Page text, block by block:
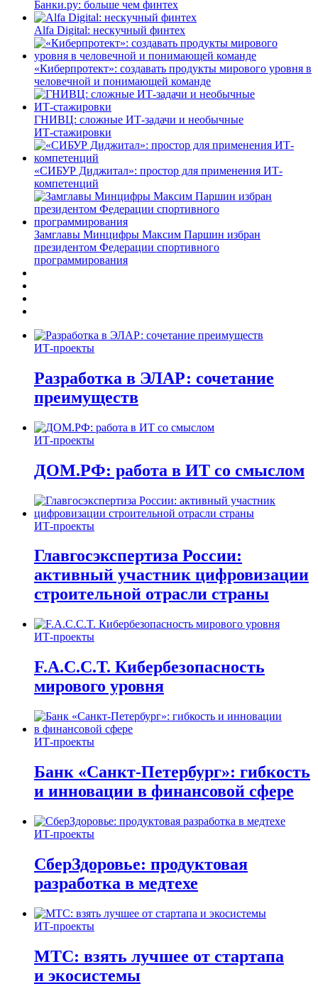
Банки.ру: больше чем финтех
Alfa Digital: нескучный финтех
«Киберпротект»: создавать продукты мирового уровня в
человечной и понимающей команде
ГНИВЦ: сложные ИТ‑задачи и необычные
ИТ‑стажировки
«СИБУР Диджитал»: простор для применения ИТ-
компетенций
Замглавы Минцифры Максим Паршин избран
президентом Федерации спортивного
программирования
ИТ-проекты
Разработка в ЭЛАР: сочетание
преимуществ
ИТ-проекты
ДОМ.РФ: работа в ИТ со смыслом
ИТ-проекты
Главгосэкспертиза России:
активный участник цифровизации
строительной отрасли страны
ИТ-проекты
F.A.C.C.T. Кибербезопасность
мирового уровня
ИТ-проекты
Банк «Санкт-Петербург»: гибкость
и инновации в финансовой сфере
ИТ-проекты
СберЗдоровье: продуктовая
разработка в медтехе
ИТ-проекты
МТС: взять лучшее от стартапа
и экосистемы